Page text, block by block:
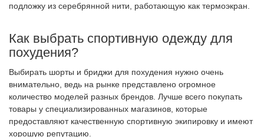
подложку из серебрянной нити, работающую как термоэкран.
Как выбрать спортивную одежду для
похудения?
Выбирать шорты и бриджи для похудения нужно очень
внимательно, ведь на рынке представлено огромное
количество моделей разных брендов. Лучше всего покупать
товары у специализированных магазинов, которые
предоставляют качественную спортивную экипировку и имеют
хорошую репутацию.